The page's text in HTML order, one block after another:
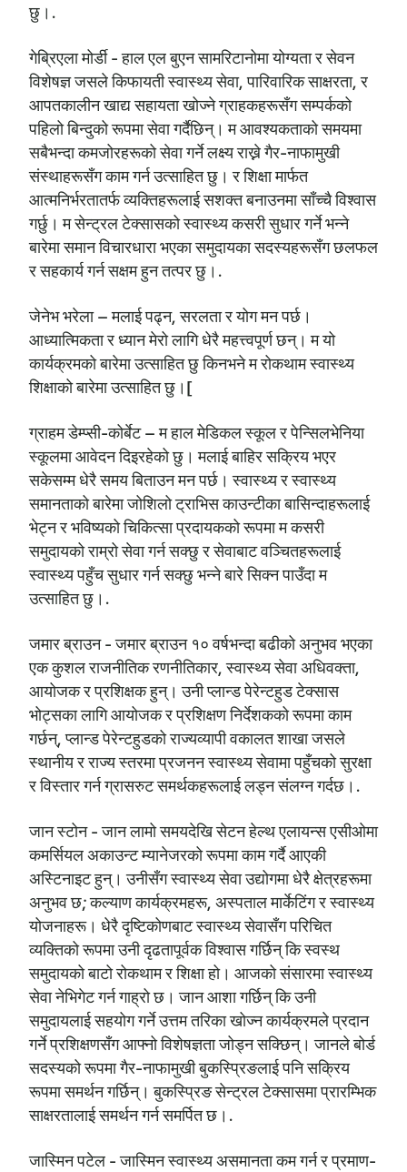
छु।.
गेब्रिएला मोर्डी - हाल एल बुएन सामरिटानोमा योग्यता र सेवन
विशेषज्ञ जसले किफायती स्वास्थ्य सेवा, पारिवारिक साक्षरता, र
आपतकालीन खाद्य सहायता खोज्ने ग्राहकहरूसँग सम्पर्कको
पहिलो बिन्दुको रूपमा सेवा गर्दैछिन्। म आवश्यकताको समयमा
सबैभन्दा कमजोरहरूको सेवा गर्ने लक्ष्य राख्ने गैर-नाफामुखी
संस्थाहरूसँग काम गर्न उत्साहित छु। र शिक्षा मार्फत
आत्मनिर्भरतातर्फ व्यक्तिहरूलाई सशक्त बनाउनमा साँच्चै विश्वास
गर्छु। म सेन्ट्रल टेक्सासको स्वास्थ्य कसरी सुधार गर्ने भन्ने
बारेमा समान विचारधारा भएका समुदायका सदस्यहरूसँग छलफल
र सहकार्य गर्न सक्षम हुन तत्पर छु।.
जेनेभ भरेला – मलाई पढ्न, सरलता र योग मन पर्छ।
आध्यात्मिकता र ध्यान मेरो लागि धेरै महत्त्वपूर्ण छन्। म यो
कार्यक्रमको बारेमा उत्साहित छु किनभने म रोकथाम स्वास्थ्य
शिक्षाको बारेमा उत्साहित छु।[
ग्राहम डेम्प्सी-कोर्बेट – म हाल मेडिकल स्कूल र पेन्सिलभेनिया
स्कूलमा आवेदन दिइरहेको छु। मलाई बाहिर सक्रिय भएर
सकेसम्म धेरै समय बिताउन मन पर्छ। स्वास्थ्य र स्वास्थ्य
समानताको बारेमा जोशिलो ट्राभिस काउन्टीका बासिन्दाहरूलाई
भेट्न र भविष्यको चिकित्सा प्रदायकको रूपमा म कसरी
समुदायको राम्रो सेवा गर्न सक्छु र सेवाबाट वञ्चितहरूलाई
स्वास्थ्य पहुँच सुधार गर्न सक्छु भन्ने बारे सिक्न पाउँदा म
उत्साहित छु।.
जमार ब्राउन - जमार ब्राउन १० वर्षभन्दा बढीको अनुभव भएका
एक कुशल राजनीतिक रणनीतिकार, स्वास्थ्य सेवा अधिवक्ता,
आयोजक र प्रशिक्षक हुन्। उनी प्लान्ड पेरेन्टहुड टेक्सास
भोट्सका लागि आयोजक र प्रशिक्षण निर्देशकको रूपमा काम
गर्छन्, प्लान्ड पेरेन्टहुडको राज्यव्यापी वकालत शाखा जसले
स्थानीय र राज्य स्तरमा प्रजनन स्वास्थ्य सेवामा पहुँचको सुरक्षा
र विस्तार गर्न ग्रासरुट समर्थकहरूलाई लड्न संलग्न गर्दछ।.
जान स्टोन - जान लामो समयदेखि सेटन हेल्थ एलायन्स एसीओमा
कमर्सियल अकाउन्ट म्यानेजरको रूपमा काम गर्दै आएकी
अस्टिनाइट हुन्। उनीसँग स्वास्थ्य सेवा उद्योगमा धेरै क्षेत्रहरूमा
अनुभव छ; कल्याण कार्यक्रमहरू, अस्पताल मार्केटिंग र स्वास्थ्य
योजनाहरू। धेरै दृष्टिकोणबाट स्वास्थ्य सेवासँग परिचित
व्यक्तिको रूपमा उनी दृढतापूर्वक विश्वास गर्छिन् कि स्वस्थ
समुदायको बाटो रोकथाम र शिक्षा हो। आजको संसारमा स्वास्थ्य
सेवा नेभिगेट गर्न गाह्रो छ। जान आशा गर्छिन् कि उनी
समुदायलाई सहयोग गर्ने उत्तम तरिका खोज्न कार्यक्रमले प्रदान
गर्ने प्रशिक्षणसँग आफ्नो विशेषज्ञता जोड्न सक्छिन्। जानले बोर्ड
सदस्यको रूपमा गैर-नाफामुखी बुकस्प्रिङलाई पनि सक्रिय
रूपमा समर्थन गर्छिन्। बुकस्प्रिङ सेन्ट्रल टेक्सासमा प्रारम्भिक
साक्षरतालाई समर्थन गर्न समर्पित छ।.
जास्मिन पटेल - जास्मिन स्वास्थ्य असमानता कम गर्न र प्रमाण-